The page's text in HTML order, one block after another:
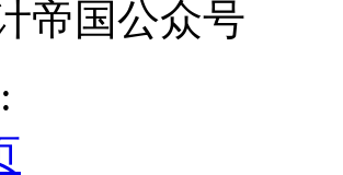
帝国公众号